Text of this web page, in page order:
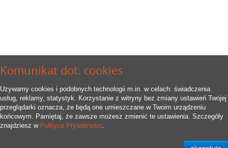
Komunikat dot. cookies
Używamy cookies i podobnych technologii m.in. w celach: świadczenia
usług, reklamy, statystyk. Korzystanie z witryny bez zmiany ustawień Twojej
przeglądarki oznacza, że będą one umieszczane w Twoim urządzeniu
końcowym. Pamiętaj, że zawsze możesz zmienić te ustawienia. Szczegóły
znajdziesz w Polityce Prywatności.